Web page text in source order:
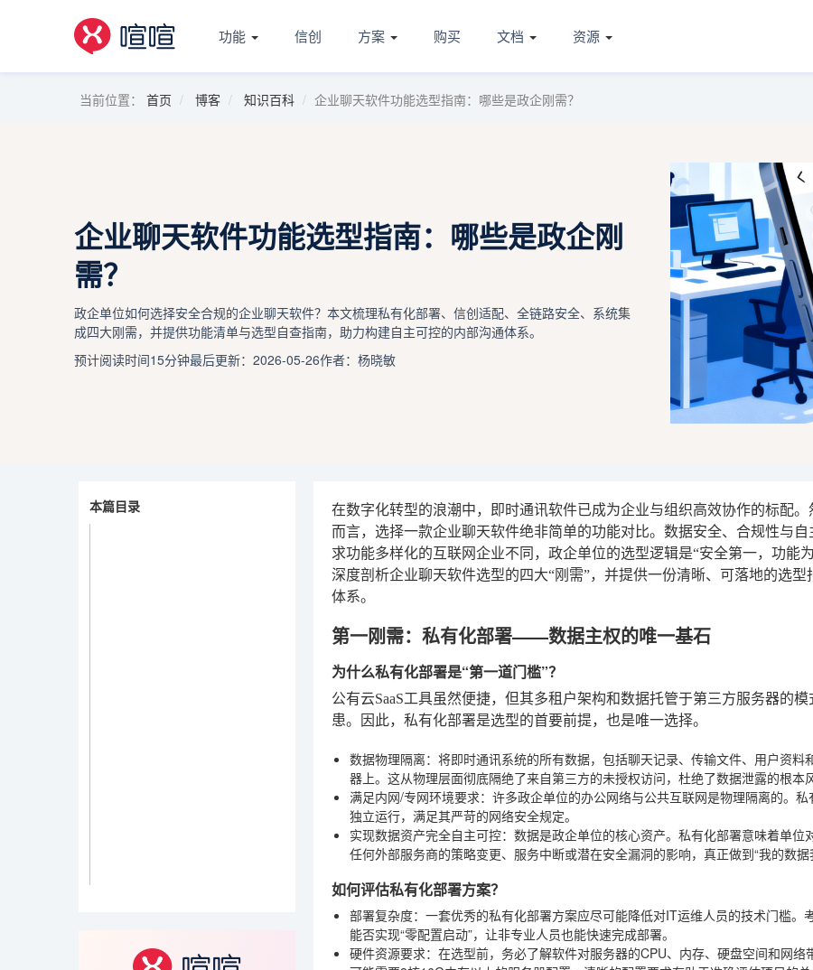
功能 信创 方案 购买 文档 资源
当前位置： 首页 博客 知识百科 企业聊天软件功能选型指南：哪些是政企刚需？
企业聊天软件功能选型指南：哪些是政企刚
需？
政企单位如何选择安全合规的企业聊天软件？本文梳理私有化部署、信创适配、全链路安全、系统集
成四大刚需，并提供功能清单与选型自查指南，助力构建自主可控的内部沟通体系。
预计阅读时间15分钟最后更新：2026-05-26作者：杨晓敏
本篇目录
在数字化转型的浪潮中，即时通讯软件已成为企业与组织高效协作的标配
而言，选择一款企业聊天软件绝非简单的功能对比。数据安全、合规性与
求功能多样化的互联网企业不同，政企单位的选型逻辑是“安全第一，功能
深度剖析企业聊天软件选型的四大“刚需”，并提供一份清晰、可落地的选
体系。
第一刚需：私有化部署——数据主权的唯一基石
为什么私有化部署是“第一道门槛”？
公有云SaaS工具虽然便捷，但其多租户架构和数据托管于第三方服务器的
患。因此，私有化部署是选型的首要前提，也是唯一选择。
数据物理隔离：将即时通讯系统的所有数据，包括聊天记录、传输文件、用户资
器上。这从物理层面彻底隔绝了来自第三方的未授权访问，杜绝了数据泄露的根本
满足内网/专网环境要求：许多政企单位的办公网络与公共互联网是物理隔离的。
独立运行，满足其严苛的网络安全规定。
实现数据资产完全自主可控：数据是政企单位的核心资产。私有化部署意味着单
任何外部服务商的策略变更、服务中断或潜在安全漏洞的影响，真正做到“我的数据
如何评估私有化部署方案？
部署复杂度：一套优秀的私有化部署方案应尽可能降低对IT运维人员的技术门槛。
能否实现“零配置启动”，让非专业人员也能快速完成部署。
硬件资源要求：在选型前，务必了解软件对服务器的CPU、内存、硬盘空间和网络